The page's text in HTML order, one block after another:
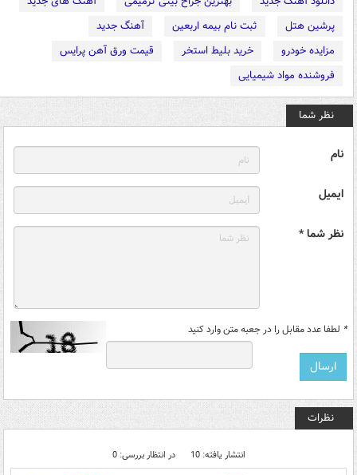
پرشین هتل
ثبت نام بیمه اربعین
آهنگ جدید
مزایده خودرو
خرید بلیط استخر
قیمت ورق آهن پرایس
فروشنده مواد شیمیایی
نظر شما
نام
ایمیل
نظر شما *
* لطفا عدد مقابل را در جعبه متن وارد کنید
نظرات
انتشار یافته: 10 در انتظار بررسی: 0